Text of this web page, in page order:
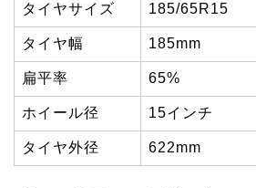
タイヤサイズ 185/65R15
タイヤ幅 185mm
扁平率 65%
ホイール径 15インチ
タイヤ外径 622mm